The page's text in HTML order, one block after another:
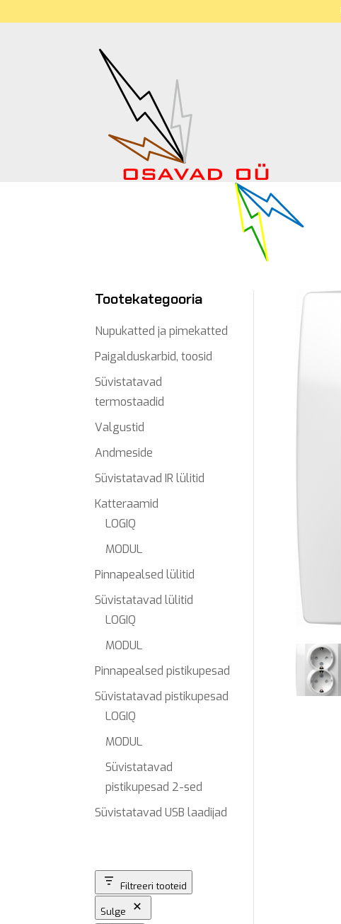
Tootekategooria
Nupukatted ja pimekatted
Paigalduskarbid, toosid
Süvistatavad
termostaadid
Valgustid
Andmeside
Süvistatavad IR lülitid
Katteraamid
LOGIQ
MODUL
Pinnapealsed lülitid
Süvistatavad lülitid
LOGIQ
MODUL
Pinnapealsed pistikupesad
Süvistatavad pistikupesad
LOGIQ
MODUL
Süvistatavad
pistikupesad 2-sed
Süvistatavad USB laadijad
Filtreeri tooteid
Sulge